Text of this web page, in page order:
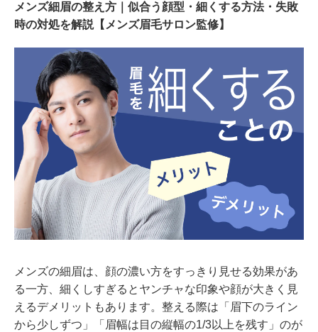
メンズ細眉の整え方｜似合う顔型・細くする方法・失敗
時の対処を解説【メンズ眉毛サロン監修】
メンズの細眉は、顔の濃い方をすっきり見せる効果があ
る一方、細くしすぎるとヤンチャな印象や顔が大きく見
えるデメリットもあります。整える際は「眉下のライン
から少しずつ」「眉幅は目の縦幅の1/3以上を残す」のが